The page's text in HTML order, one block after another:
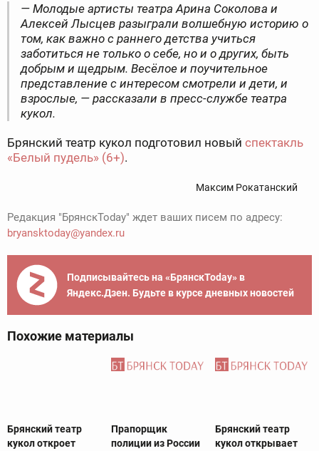
— Молодые артисты театра Арина Соколова и
Алексей Лысцев разыграли волшебную историю о
том, как важно с раннего детства учиться
заботиться не только о себе, но и о других, быть
добрым и щедрым. Весёлое и поучительное
представление с интересом смотрели и дети, и
взрослые, — рассказали в пресс-службе театра
кукол.
Брянский театр кукол подготовил новый спектакль
«Белый пудель» (6+).
Максим Рокатанский
Редакция "БрянскToday" ждет ваших писем по адресу:
bryansktoday@yandex.ru
Подписывайтесь на «БрянскToday» в
Яндекс.Дзен. Будьте в курсе дневных новостей
Похожие материалы
Брянский театр
кукол откроет
Прапорщик
полиции из России
Брянский театр
кукол открывает